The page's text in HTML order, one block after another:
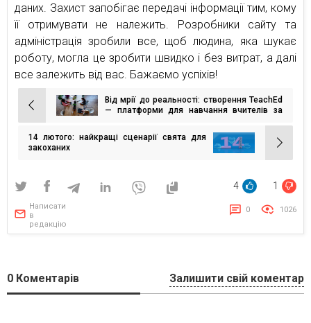
даних. Захист запобігає передачі інформації тим, кому
її отримувати не належить. Розробники сайту та
адміністрація зробили все, щоб людина, яка шукає
роботу, могла це зробити швидко і без витрат, а далі
все залежить від вас. Бажаємо успіхів!
Навігація
записів
Від мрії до реальності: створення TeachEd
— платформи для навчання вчителів за
14 лютого: найкращі сценарії свята для
закоханих
4 1
Написати
в
редакцію
0 1026
0 Коментарів Залишити свій коментар